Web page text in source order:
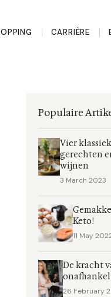
CARRIÈRE
Populaire
Vier
gerechten
wijnen
3 March 2023
Keto!
11 May
De kracht
26 February